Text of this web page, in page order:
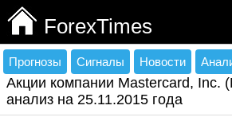
ForexTimes
Прогнозы Сигналы Новости
Акции компании Mastercard, Inc.
анализ на 25.11.2015 года